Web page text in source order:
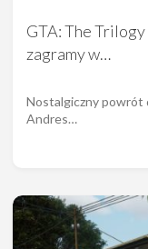
GTA: The
zagramy w…
Nostalgiczny powrót
Andres…